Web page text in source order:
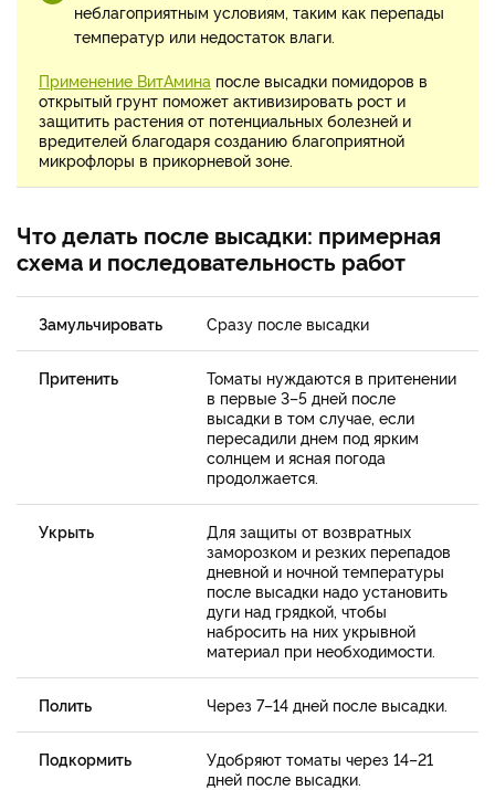
неблагоприятным условиям, таким как перепады
температур или недостаток влаги.
Применение ВитАмина после высадки помидоров в
открытый грунт поможет активизировать рост и
защитить растения от потенциальных болезней и
вредителей благодаря созданию благоприятной
микрофлоры в прикорневой зоне.
Что делать после высадки: примерная
схема и последовательность работ
Замульчировать Сразу после высадки
Притенить
Томаты нуждаются в притенении
в первые 3–5 дней после
высадки в том случае, если
пересадили днем под ярким
солнцем и ясная погода
продолжается.
Укрыть
Для защиты от возвратных
заморозком и резких перепадов
дневной и ночной температуры
после высадки надо установить
дуги над грядкой, чтобы
набросить на них укрывной
материал при необходимости.
Полить Через 7–14 дней после высадки.
Подкормить
Удобряют томаты через 14–21
дней после высадки.